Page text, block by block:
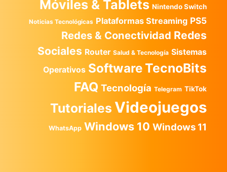
Móviles & Tablets Nintendo Switch
Noticias Tecnológicas Plataformas Streaming PS5
Redes & Conectividad Redes
Sociales Router Salud & Tecnología Sistemas
Operativos SoftwareTecnoBits
FAQ Tecnología Telegram TikTok
Tutoriales Videojuegos
WhatsApp Windows 10 Windows 11